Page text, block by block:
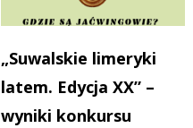
„Suwalskie limeryki
latem. Edycja XX” –
wyniki konkursu